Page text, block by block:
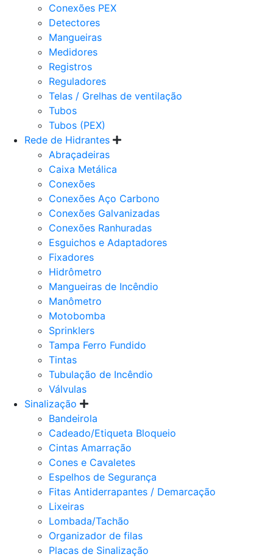
Conexões PEX
Detectores
Mangueiras
Medidores
Registros
Reguladores
Telas / Grelhas de ventilação
Tubos
Tubos (PEX)
Rede de Hidrantes
Abraçadeiras
Caixa Metálica
Conexões
Conexões Aço Carbono
Conexões Galvanizadas
Conexões Ranhuradas
Esguichos e Adaptadores
Fixadores
Hidrômetro
Mangueiras de Incêndio
Manômetro
Motobomba
Sprinklers
Tampa Ferro Fundido
Tintas
Tubulação de Incêndio
Válvulas
Sinalização
Bandeirola
Cadeado/Etiqueta Bloqueio
Cintas Amarração
Cones e Cavaletes
Espelhos de Segurança
Fitas Antiderrapantes / Demarcação
Lixeiras
Lombada/Tachão
Organizador de filas
Placas de Sinalização